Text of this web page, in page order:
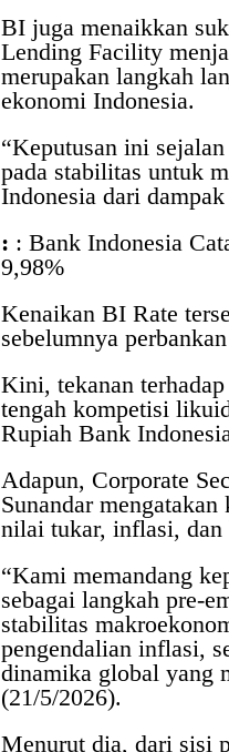
BI juga menaikkan
Lending Facility
merupakan langkah
ekonomi Indonesia.
“Keputusan ini
pada stabilitas untuk
Indonesia dari
: : Bank Indonesia
9,98%
Kenaikan BI Rate
sebelumnya
Kini, tekanan
tengah kompetisi
Rupiah Bank
Adapun, Corporate
Sunandar
nilai tukar, inflasi, dan
“Kami memandang
sebagai langkah pre-
stabilitas
pengendalian inflasi,
dinamika global yang
(21/5/2026).
Menurut dia, dari sisi